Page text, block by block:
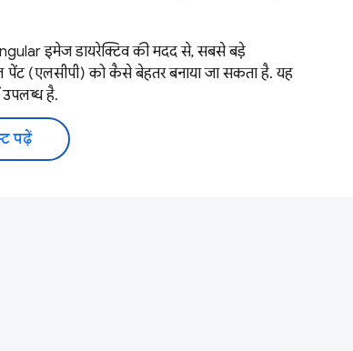
इमेज डायरेक्टिव की मदद से, सबसे बड़े
(एलसीपी) को कैसे बेहतर बनाया जा सकता है. यह
उपलब्ध है.
पढ़ें